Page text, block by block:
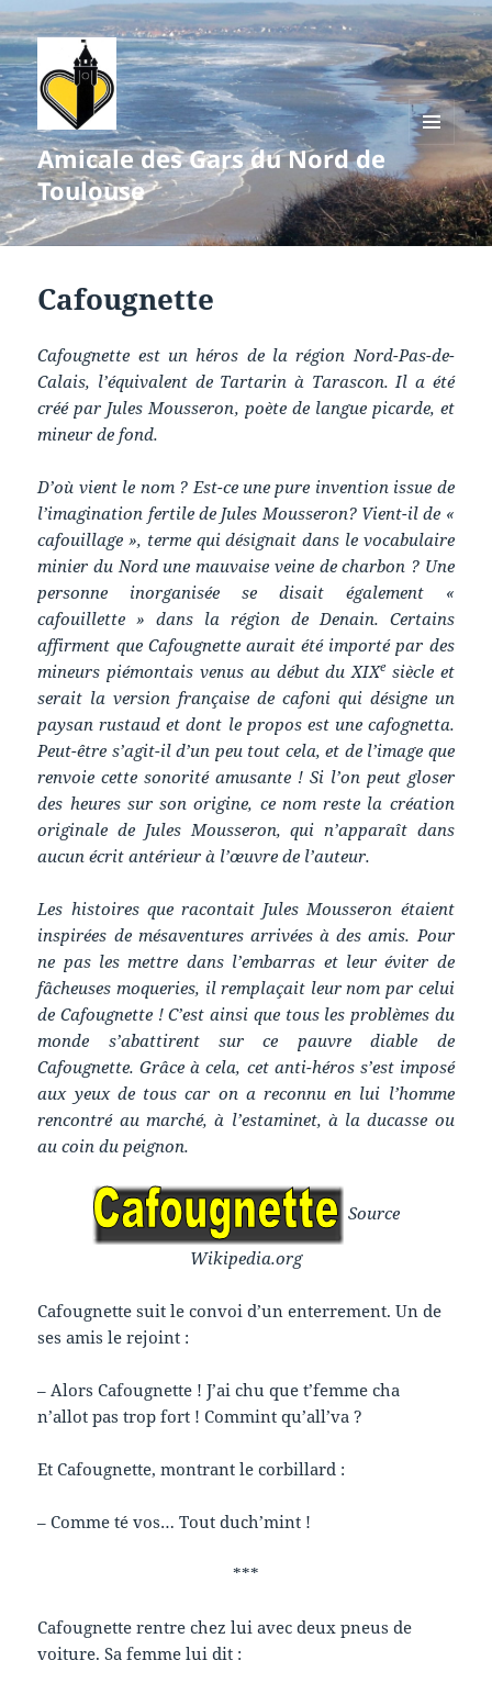
Amicale des Gars du Nord de
Toulouse
MENU
WIDGETS
Cafougnette
Cafougnette est un héros de larégion Nord-Pas-de-
Calais, l’équivalent de Tartarin à Tarascon. Il a été
créé par Jules Mousseron, poète de langue picarde, et
mineur de fond.
D’où vient le nom ? Est-ce une pure invention issue de
l’imagination fertile de Jules Mousseron? Vient-il de «
cafouillage », terme qui désignait dans le vocabulaire
minier du Nord une mauvaise veine de charbon ? Une
personne inorganisée se disait également «
cafouillette » dans la région de Denain. Certains
affirment que Cafougnette aurait été importé par des
mineurs piémontais venus au début duXIXe siècleet
serait la version française de cafoni qui désigne un
paysan rustaud et dont le propos est une cafognetta.
Peut-être s’agit-il d’un peu tout cela, et de l’image que
renvoie cette sonorité amusante ! Si l’on peut gloser
des heures sur son origine, ce nom reste la création
originale de Jules Mousseron, qui n’apparaît dans
aucun écrit antérieur à l’œuvre de l’auteur.
Les histoires que racontait Jules Mousseron étaient
inspirées de mésaventures arrivées à des amis. Pour
ne pas les mettre dans l’embarras et leur éviter de
fâcheuses moqueries, il remplaçait leur nom par celui
de Cafougnette ! C’est ainsi que tous les problèmes du
monde s’abattirent sur ce pauvre diable de
Cafougnette. Grâce à cela, cet anti-héros s’est imposé
aux yeux de tous car on a reconnu en lui l’homme
rencontré au marché, à l’estaminet, à laducasse ou
au coin dupeignon.
Source
Wikipedia.org
Cafougnette suit le convoi d’un enterrement. Un de
ses amis le rejoint :
– Alors Cafougnette ! J’ai chu que t’femme cha
n’allot pas trop fort ! Commint qu’all’va ?
Et Cafougnette, montrant le corbillard :
– Comme té vos… Tout duch’mint !
***
Cafougnette rentre chez lui avec deux pneus de
voiture. Sa femme lui dit :